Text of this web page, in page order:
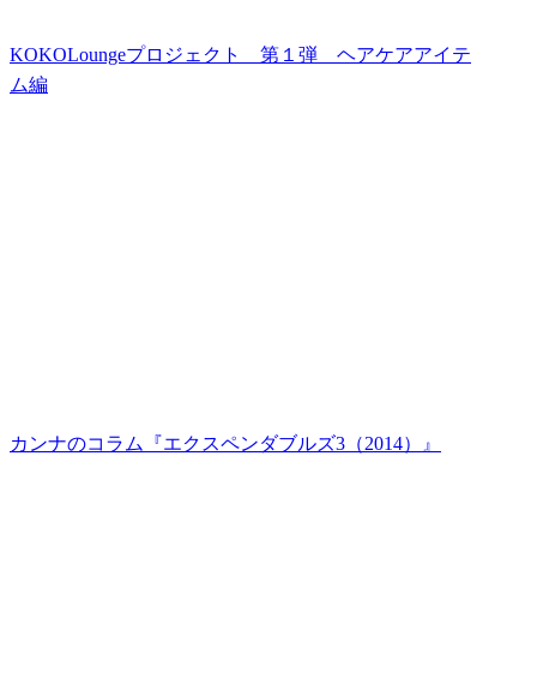
KOKOLoungeプロジェクト 第１弾 ヘアケアアイテ
ム編
カンナのコラム『エクスペンダブルズ3（2014）』